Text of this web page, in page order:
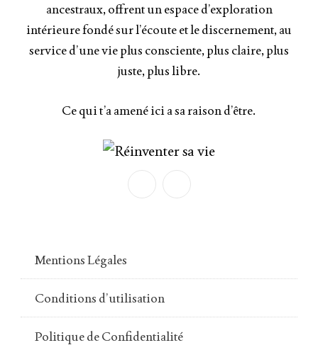
ancestraux, offrent un espace d’exploration
intérieure fondé sur l’écoute et le discernement, au
service d’une vie plus consciente, plus claire, plus
juste, plus libre.
Ce qui t’a amené ici a sa raison d’être.
Mentions Légales
Conditions d’utilisation
Politique de Confidentialité